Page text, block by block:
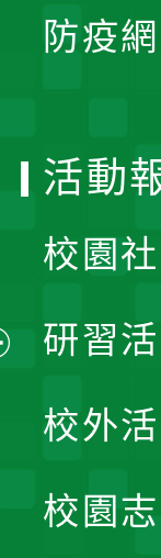
防疫
活動
校園
研習
校外
校園